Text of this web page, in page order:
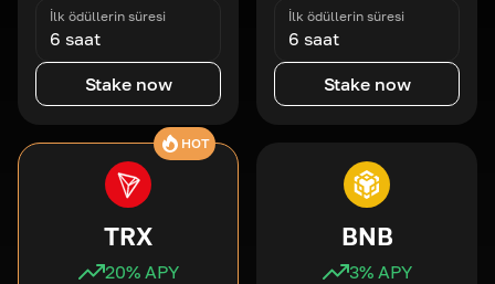
İlk ödüllerin süresi
6 saat
Stake now
İlk ödüllerin süresi
6 saat
Stake now
HOT
TRX
20% APY
BNB
3% APY